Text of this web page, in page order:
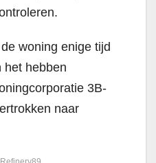
woning enige tijd
het hebben
3B-
naar